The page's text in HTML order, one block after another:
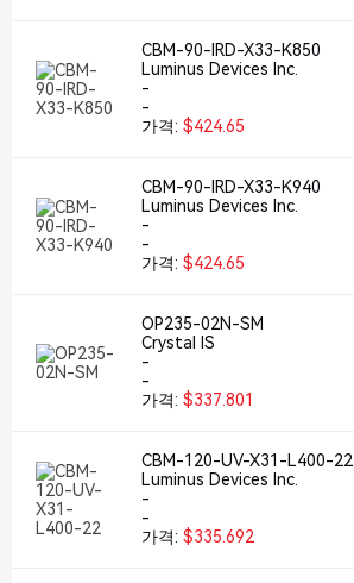
CBM-90-IRD-X33-K850
Luminus Devices Inc.
-
-
가격: $424.65
CBM-90-IRD-X33-K940
Luminus Devices Inc.
-
-
가격: $424.65
OP235-02N-SM
Crystal IS
-
-
가격: $337.801
CBM-120-UV-X31-L400-22
Luminus Devices Inc.
-
-
가격: $335.692